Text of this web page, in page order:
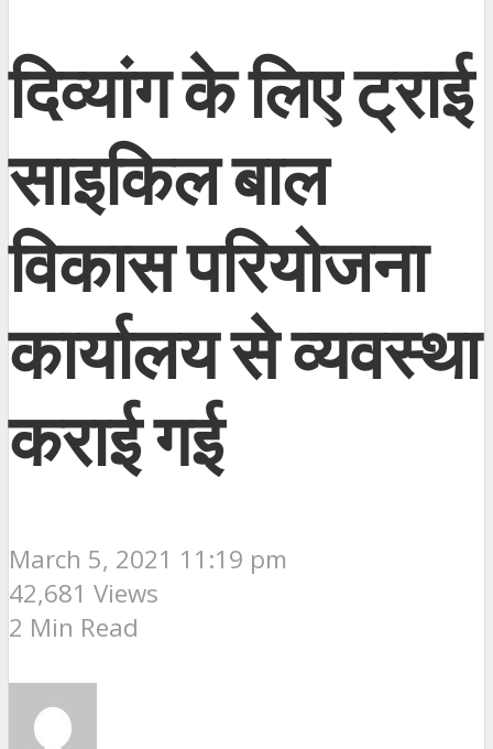
दिव्यांग के लिए ट्राई
साइकिल बाल
विकास परियोजना
कार्यालय से व्यवस्था
कराई गई
March 5, 2021 11:19 pm
42,681 Views
2 Min Read